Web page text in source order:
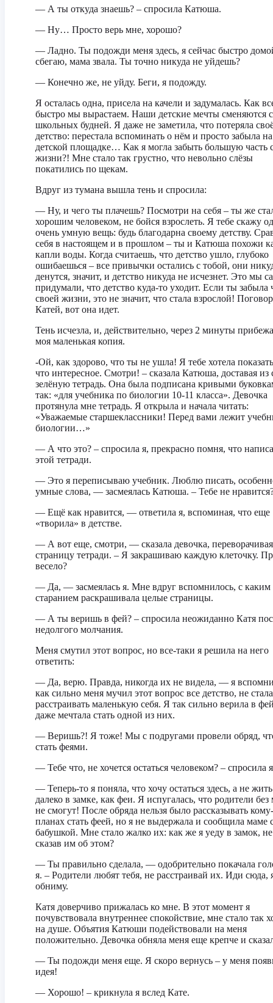
— А ты откуда знаешь? – спросила Катюша.
— Ну… Просто верь мне, хорошо?
— Ладно. Ты подожди меня здесь, я сейчас быстро
сбегаю, мама звала. Ты точно никуда не уйдешь?
— Конечно же, не уйду. Беги, я подожду.
Я осталась одна, присела на качели и задумалась. Как
быстро мы вырастаем. Наши детские мечты сменяются
школьных будней. Я даже не заметила, что потеряла
детство: перестала вспоминать о нём и просто забыла на
детской площадке… Как я могла забыть большую часть
жизни?! Мне стало так грустно, что невольно слёзы
покатились по щекам.
Вдруг из тумана вышла тень и спросила:
— Ну, и чего ты плачешь? Посмотри на себя – ты же
хорошим человеком, не бойся взрослеть. Я тебе скажу
очень умную вещь: будь благодарна своему детству.
себя в настоящем и в прошлом – ты и Катюша похожи
капли воды. Когда считаешь, что детство ушло, глубоко
ошибаешься – все привычки остались с тобой, они
денутся, значит, и детство никуда не исчезнет. Это мы
придумали, что детство куда-то уходит. Если ты забыла
своей жизни, это не значит, что стала взрослой!
Катей, вот она идет.
Тень исчезла, и, действительно, через 2 минуты
моя маленькая копия.
-Ой, как здорово, что ты не ушла! Я тебе хотела
что интересное. Смотри! – сказала Катюша, доставая из
зелёную тетрадь. Она была подписана кривыми
так: «для учебника по биологии 10-11 класса». Девочка
протянула мне тетрадь. Я открыла и начала читать:
«Уважаемые старшеклассники! Перед вами лежит
биологии…»
— А что это? – спросила я, прекрасно помня, что
этой тетради.
— Это я переписываю учебник. Люблю писать,
умные слова, — засмеялась Катюша. – Тебе не
— Ещё как нравится, — ответила я, вспоминая, что еще
«творила» в детстве.
— А вот еще, смотри, — сказала девочка, переворачивая
страницу тетради. – Я закрашиваю каждую клеточку.
весело?
— Да, — засмеялась я. Мне вдруг вспомнилось, с каким
старанием раскрашивала целые страницы.
— А ты веришь в фей? – спросила неожиданно Катя
недолгого молчания.
Меня смутил этот вопрос, но все-таки я решила на него
ответить:
— Да, верю. Правда, никогда их не видела, — я
как сильно меня мучил этот вопрос все детство, не стала
расстраивать маленькую себя. Я так сильно верила в
даже мечтала стать одной из них.
— Веришь?! Я тоже! Мы с подругами провели обряд,
стать феями.
— Тебе что, не хочется остаться человеком? – спросила
— Теперь-то я поняла, что хочу остаться здесь, а не жить
далеко в замке, как феи. Я испугалась, что родители без
не смогут! После обряда нельзя было рассказывать
планах стать феей, но я не выдержала и сообщила маме
бабушкой. Мне стало жалко их: как же я уеду в замок, не
сказав им об этом?
— Ты правильно сделала, — одобрительно покачала
я. – Родители любят тебя, не расстраивай их. Иди сюда,
обниму.
Катя доверчиво прижалась ко мне. В этот момент я
почувствовала внутреннее спокойствие, мне стало так
на душе. Объятия Катюши подействовали на меня
положительно. Девочка обняла меня еще крепче и
— Ты подожди меня еще. Я скоро вернусь – у меня
идея!
— Хорошо! – крикнула я вслед Кате.